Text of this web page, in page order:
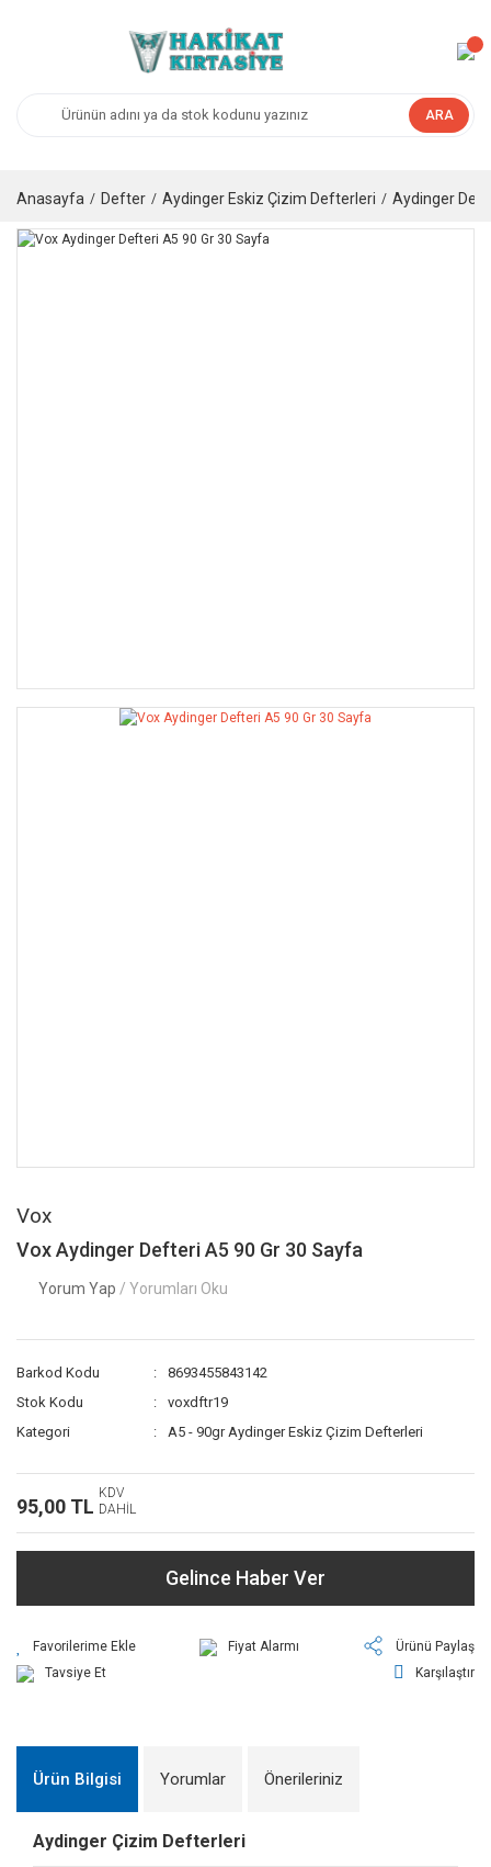
ARA
Anasayfa Defter Aydinger Eskiz Çizim Defterleri Aydinger
Vox
Vox Aydinger Defteri A5 90 Gr 30 Sayfa
Yorum Yap / Yorumları Oku
Barkod Kodu
8693455843142
Stok Kodu
voxdftr19
Kategori
A5 - 90gr Aydinger Eskiz Çizim Defterleri
95,00 TL
KDV
DAHİL
Gelince Haber Ver
Fiyat Alarmı
Ürünü Paylaş
Tavsiye Et
Karşılaştır
Ürün Bilgisi Yorumlar Önerileriniz
Aydinger Çizim Defterleri